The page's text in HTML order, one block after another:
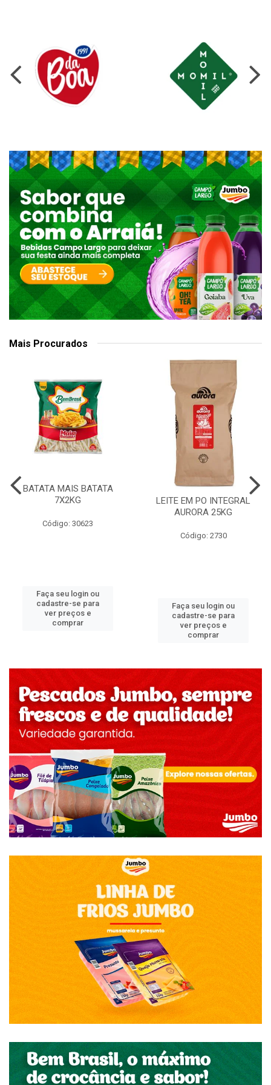
Mais Procurados
BATATA MAIS BATATA
7X2KG
Código: 30623
Faça seu login ou
cadastre-se para
ver preços e
comprar
LEITE EM PO INTEGRAL
AURORA 25KG
Código: 2730
Faça seu login ou
cadastre-se para
ver preços e
comprar